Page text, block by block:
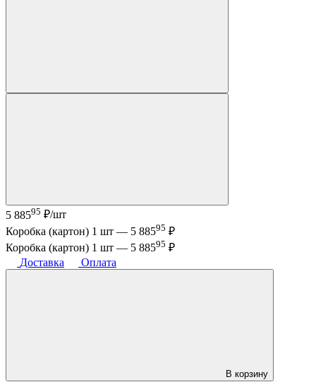
5 88595 ₽/шт
Коробка (картон) 1 шт — 5 88595 ₽
Коробка (картон) 1 шт — 5 88595 ₽
Доставка
Оплата
В корзину